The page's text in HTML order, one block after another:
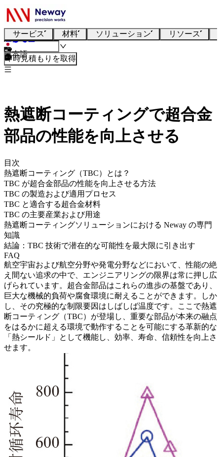
サービス 材料 ソリューション リソース
日本語
即時見積もりを取得
熱遮断コーティングで超合金
部品の性能を向上させる
目次
熱遮断コーティング（TBC）とは？
TBC が超合金部品の性能を向上させる方法
TBC の製造および適用プロセス
TBC と適合する超合金材料
TBC の主要産業および用途
熱遮断コーティングソリューションにおける Neway の専門
知識
結論：TBC 技術で潜在的な可能性を最大限に引き出す
FAQ
航空宇宙および航空分野や発電分野などにおいて、性能の絶
え間ない追求の中で、エンジニアリングの限界は常に押し広
げられています。 超合金部品はこれらの進歩の基盤であり、
巨大な機械的負荷や腐食環境に耐えることができます。しか
し、その究極的な制限要因はしばしば温度です。ここで熱遮
断コーティング（TBC）が登場し、重要な部品が本来の融点
をはるかに超える環境で動作することを可能にする革新的な
「熱シールド」として機能し、効率、寿命、信頼性を向上さ
せます。